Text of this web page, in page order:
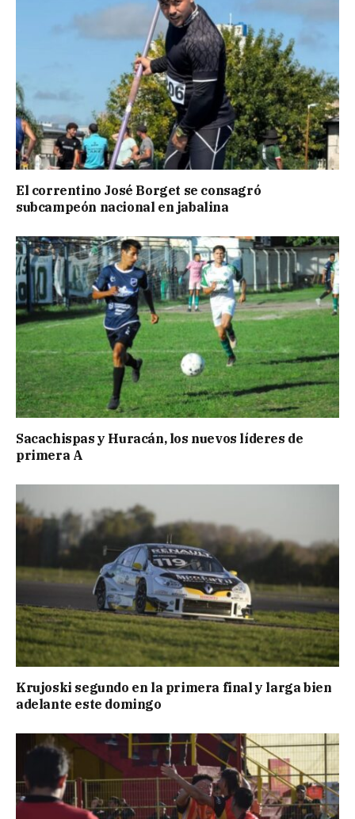
El correntino José Borget se consagró
subcampeón nacional en jabalina
Sacachispas y Huracán, los nuevos líderes de
primera A
Krujoski segundo en la primera final y larga bien
adelante este domingo